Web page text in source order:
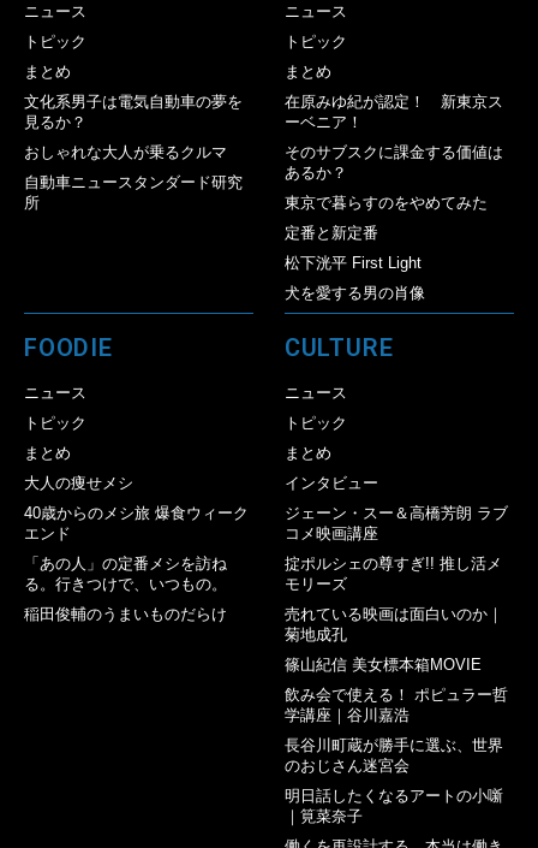
ニュース
トピック
まとめ
文化系男子は電気自動車の夢を
見るか？
おしゃれな大人が乗るクルマ
自動車ニュースタンダード研究
所
ニュース
トピック
まとめ
在原みゆ紀が認定！ 新東京ス
ーベニア！
そのサブスクに課金する価値は
あるか？
東京で暮らすのをやめてみた
定番と新定番
松下洸平 First Light
犬を愛する男の肖像
FOODIE
ニュース
トピック
まとめ
大人の痩せメシ
40歳からのメシ旅 爆食ウィーク
エンド
「あの人」の定番メシを訪ね
る。行きつけで、いつもの。
稲田俊輔のうまいものだらけ
CULTURE
ニュース
トピック
まとめ
インタビュー
ジェーン・スー＆高橋芳朗 ラブ
コメ映画講座
掟ポルシェの尊すぎ!! 推し活メ
モリーズ
売れている映画は面白いのか｜
菊地成孔
篠山紀信 美女標本箱MOVIE
飲み会で使える！ ポピュラー哲
学講座｜谷川嘉浩
長谷川町蔵が勝手に選ぶ、世界
のおじさん迷宮会
明日話したくなるアートの小噺
｜筧菜奈子